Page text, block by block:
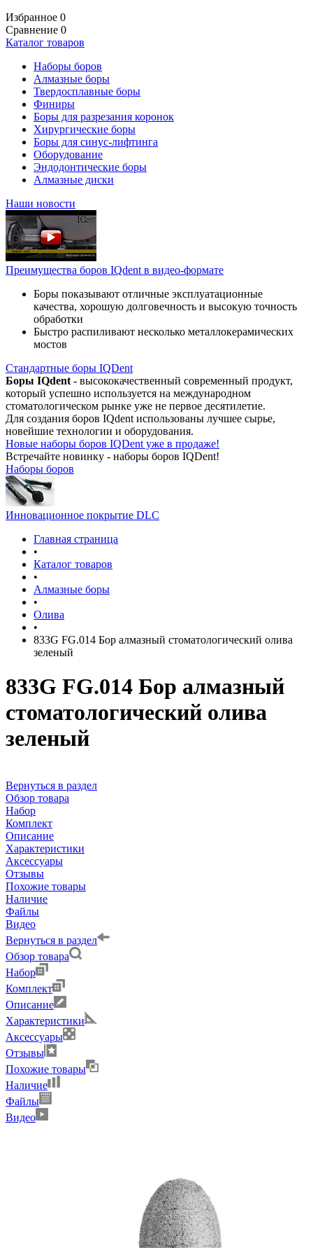
Избранное 0
Сравнение 0
Каталог товаров
Наборы боров
Алмазные боры
Твердосплавные боры
Финиры
Боры для разрезания коронок
Хирургические боры
Боры для синус-лифтинга
Оборудование
Эндодонтические боры
Алмазные диски
Наши новости
Преимущества боров IQdent в видео-формате
Боры показывают отличные эксплуатационные
качества, хорошую долговечность и высокую точность
обработки
Быстро распиливают несколько металлокерамических
мостов
Стандартные боры IQDent
Боры IQdent - высококачественный современный продукт,
который успешно используется на международном
стоматологическом рынке уже не первое десятилетие.
Для создания боров IQdent использованы лучшее сырье,
новейшие технологии и оборудования.
Новые наборы боров IQDent уже в продаже!
Встречайте новинку - наборы боров IQDent!
Наборы боров
Инновационное покрытие DLC
Главная страница
•
Каталог товаров
•
Алмазные боры
•
Олива
•
833G FG.014 Бор алмазный стоматологический олива
зеленый
833G FG.014 Бор алмазный
стоматологический олива
зеленый
Вернуться в раздел
Обзор товара
Набор
Комплект
Описание
Характеристики
Аксессуары
Отзывы
Похожие товары
Наличие
Файлы
Видео
Вернуться в раздел
Обзор товара
Набор
Комплект
Описание
Характеристики
Аксессуары
Отзывы
Похожие товары
Наличие
Файлы
Видео